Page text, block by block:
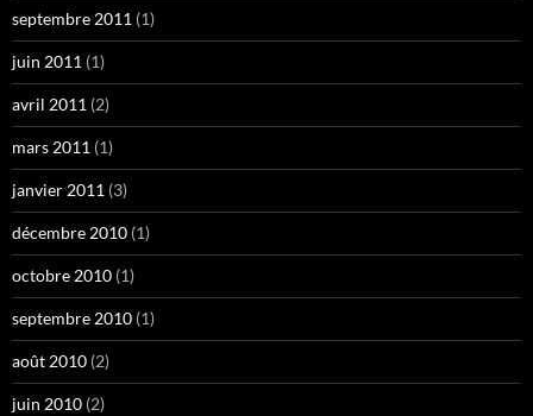
septembre 2011 (1)
juin 2011 (1)
avril 2011 (2)
mars 2011 (1)
janvier 2011 (3)
décembre 2010 (1)
octobre 2010 (1)
septembre 2010 (1)
août 2010 (2)
juin 2010 (2)